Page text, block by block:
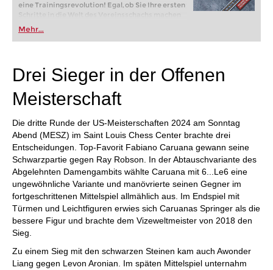
eine Trainingsrevolution! Egal, ob Sie Ihre ersten
Schritte in die Welt des Vereinsschachs machen
oder bereits auf Turnierniveau spielen: Mit
FRITZ trainieren Sie effizienter, intelligenter und
individueller als je zuvor.
Mehr...
Drei Sieger in der Offenen
Meisterschaft
Die dritte Runde der US-Meisterschaften 2024 am Sonntag
Abend (MESZ) im Saint Louis Chess Center brachte drei
Entscheidungen. Top-Favorit Fabiano Caruana gewann seine
Schwarzpartie gegen Ray Robson. In der Abtauschvariante des
Abgelehnten Damengambits wählte Caruana mit 6...Le6 eine
ungewöhnliche Variante und manövrierte seinen Gegner im
fortgeschrittenen Mittelspiel allmählich aus. Im Endspiel mit
Türmen und Leichtfiguren erwies sich Caruanas Springer als die
bessere Figur und brachte dem Vizeweltmeister von 2018 den
Sieg.
Zu einem Sieg mit den schwarzen Steinen kam auch Awonder
Liang gegen Levon Aronian. Im späten Mittelspiel unternahm